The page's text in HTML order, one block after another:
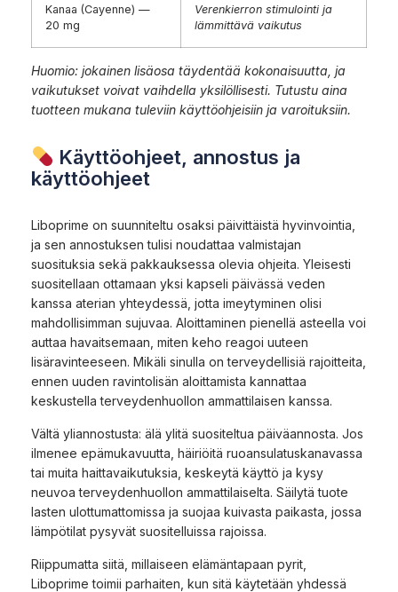
Kanaa (Cayenne) —
20 mg
Verenkierron stimulointi ja
lämmittävä vaikutus
Huomio: jokainen lisäosa täydentää kokonaisuutta, ja
vaikutukset voivat vaihdella yksilöllisesti. Tutustu aina
tuotteen mukana tuleviin käyttöohjeisiin ja varoituksiin.
Käyttöohjeet, annostus ja
käyttöohjeet
Liboprime on suunniteltu osaksi päivittäistä hyvinvointia,
ja sen annostuksen tulisi noudattaa valmistajan
suosituksia sekä pakkauksessa olevia ohjeita. Yleisesti
suositellaan ottamaan yksi kapseli päivässä veden
kanssa aterian yhteydessä, jotta imeytyminen olisi
mahdollisimman sujuvaa. Aloittaminen pienellä asteella voi
auttaa havaitsemaan, miten keho reagoi uuteen
lisäravinteeseen. Mikäli sinulla on terveydellisiä rajoitteita,
ennen uuden ravintolisän aloittamista kannattaa
keskustella terveydenhuollon ammattilaisen kanssa.
Vältä yliannostusta: älä ylitä suositeltua päiväannosta. Jos
ilmenee epämukavuutta, häiriöitä ruoansulatuskanavassa
tai muita haittavaikutuksia, keskeytä käyttö ja kysy
neuvoa terveydenhuollon ammattilaiselta. Säilytä tuote
lasten ulottumattomissa ja suojaa kuivasta paikasta, jossa
lämpötilat pysyvät suositelluissa rajoissa.
Riippumatta siitä, millaiseen elämäntapaan pyrit,
Liboprime toimii parhaiten, kun sitä käytetään yhdessä